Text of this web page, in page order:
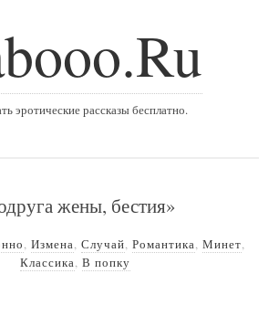
эротические рассказы бесплатно.
жены, бестия»
, Измена, Случай, Романтика, Минет,
Классика, В попку